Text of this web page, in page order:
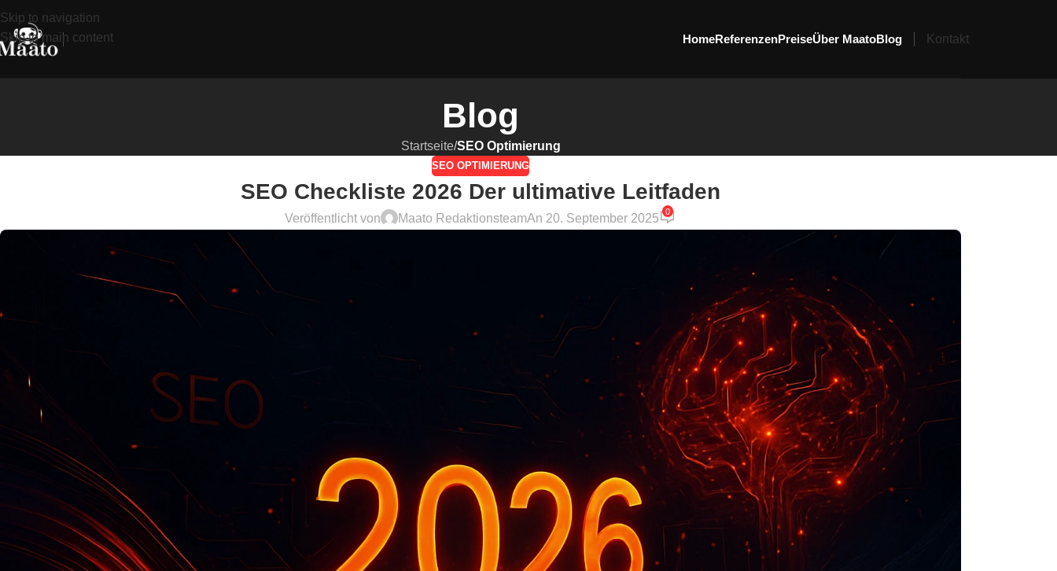
Skip to navigation
Skip to main content
HomeReferenzenPreiseÜber MaatoBlog Kontakt
Blog
Startseite/SEO Optimierung
SEO OPTIMIERUNG
SEO Checkliste 2026 Der ultimative Leitfaden
Veröffentlicht von Maato RedaktionsteamAn 20. September 2025
0